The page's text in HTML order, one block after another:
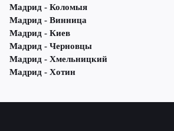
Мадрид - Коломыя
Мадрид - Винница
Мадрид - Киев
Мадрид - Черновцы
Мадрид - Хмельницкий
Мадрид - Хотин